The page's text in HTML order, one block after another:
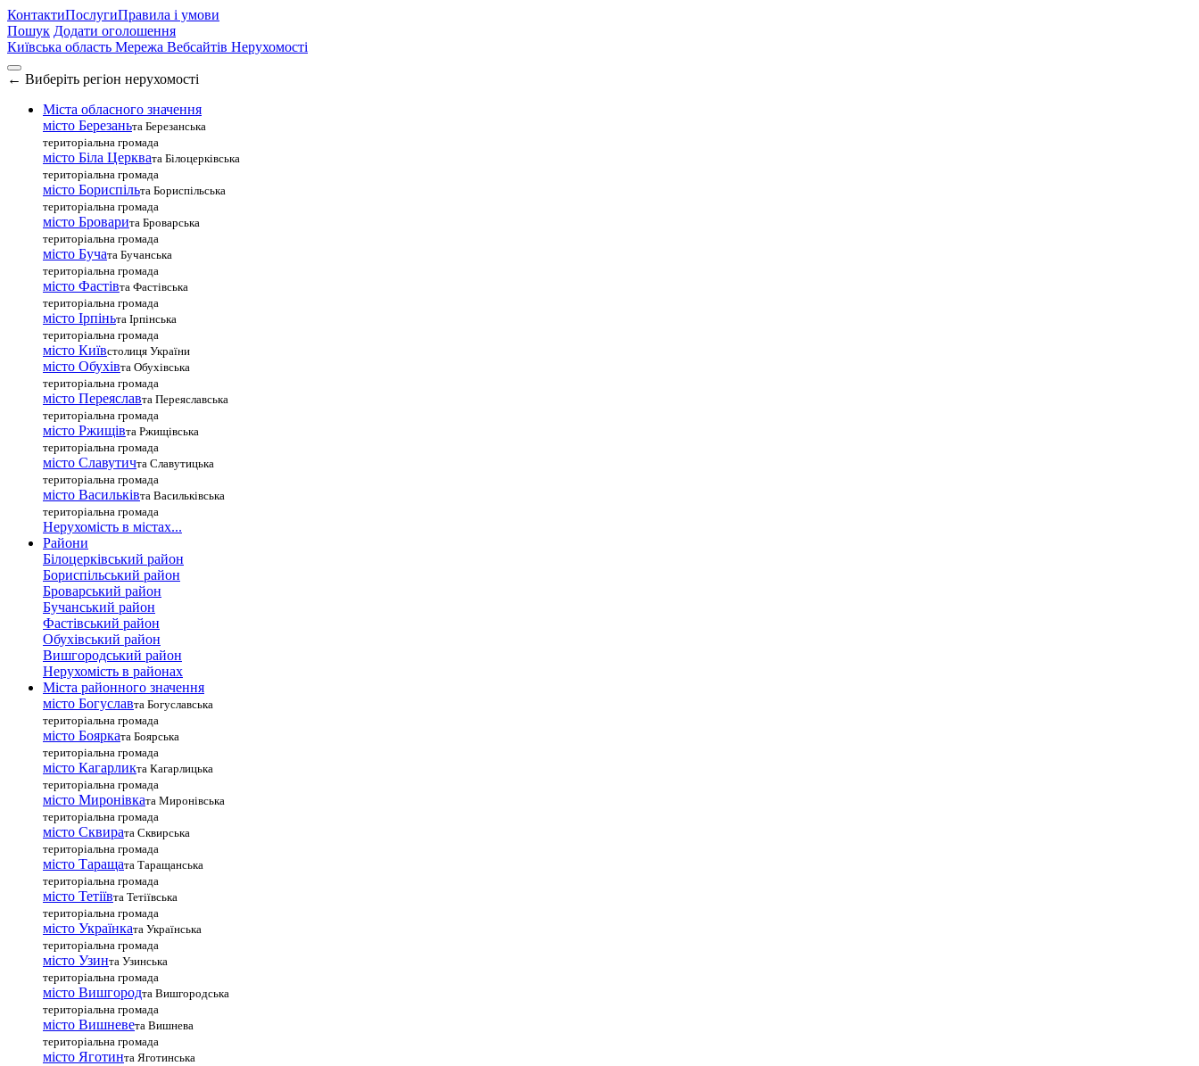
КонтактиПослугиПравила і умови
Пошук Додати оголошення
Київська область Мережа Вебсайтів Нерухомості
← Виберіть регіон нерухомості
Міста обласного значення
місто Березаньта Березанська
територіальна громада
місто Біла Церквата Білоцерківська
територіальна громада
місто Бориспільта Бориспільська
територіальна громада
місто Броварита Броварська
територіальна громада
місто Бучата Бучанська
територіальна громада
місто Фастівта Фастівська
територіальна громада
місто Ірпіньта Ірпінська
територіальна громада
місто Київстолиця України
місто Обухівта Обухівська
територіальна громада
місто Переяславта Переяславська
територіальна громада
місто Ржищівта Ржищівська
територіальна громада
місто Славутичта Славутицька
територіальна громада
місто Василькiвта Васильківська
територіальна громада
Нерухомість в містах...
Райони
Білоцерківський район
Бориспільський район
Броварський район
Бучанський район
Фастівський район
Обухівський район
Вишгородський район
Нерухомість в районах
Міста районного значення
місто Богуславта Богуславська
територіальна громада
місто Боярката Боярська
територіальна громада
місто Кагарликта Кагарлицька
територіальна громада
місто Миронівката Миронівська
територіальна громада
місто Сквирата Сквирська
територіальна громада
місто Таращата Таращанська
територіальна громада
місто Тетіївта Тетіївська
територіальна громада
місто Українката Українська
територіальна громада
місто Узинта Узинська
територіальна громада
місто Вишгородта Вишгородська
територіальна громада
місто Вишневета Вишнева
територіальна громада
місто Яготинта Яготинська